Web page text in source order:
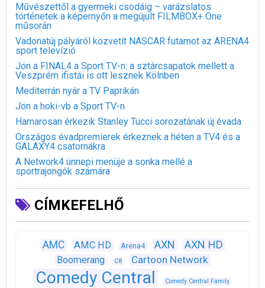
Művészettől a gyermeki csodáig – varázslatos
történetek a képernyőn a megújult FILMBOX+ One
műsorán
Vadonatúj pályáról közvetít NASCAR futamot az ARENA4
sport televízió
Jön a FINAL4 a Sport TV-n: a sztárcsapatok mellett a
Veszprém ifistái is ott lesznek Kölnben
Mediterrán nyár a TV Paprikán
Jön a hoki-vb a Sport TV-n
Hamarosan érkezik Stanley Tucci sorozatának új évada
Országos évadpremierek érkeznek a héten a TV4 és a
GALAXY4 csatornákra
A Network4 ünnepi menüje a sonka mellé a
sportrajongók számára
CÍMKEFELHŐ
AMC AMC HD Arena4 AXN AXN HD
Boomerang C8 Cartoon Network
Comedy Central Comedy Central Family